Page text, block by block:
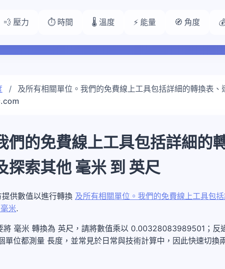
💨 壓力 ⏱️ 時間 🌡️ 溫度 ⚡ 能量 🧭 角度
及所有相關單位。我們的免費線上工具包括詳細的轉換表、
們的免費線上工具包括詳細的
探索其他 毫米 到 英尺
供數值以進行轉換 及所有相關單位。我們的免費線上工具包
米.
毫米 轉換為 英尺，請將數值乘以 0.00328083989501；反
位都測量 長度，並常見於日常與技術計算中，因此快速切換